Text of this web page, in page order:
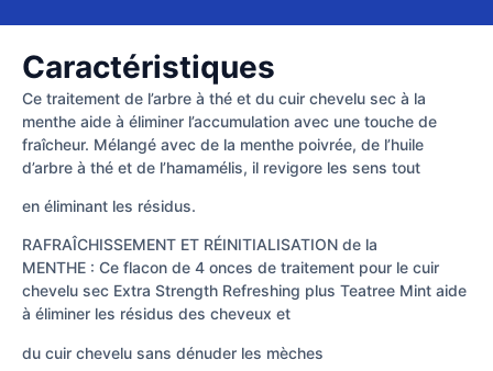
Caractéristiques
Ce traitement de l’arbre à thé et du cuir chevelu sec à la
menthe aide à éliminer l’accumulation avec une touche de
fraîcheur. Mélangé avec de la menthe poivrée, de l’huile
d’arbre à thé et de l’hamamélis, il revigore les sens tout
en éliminant les résidus.
RAFRAÎCHISSEMENT ET RÉINITIALISATION de la
MENTHE : Ce flacon de 4 onces de traitement pour le cuir
chevelu sec Extra Strength Refreshing plus Teatree Mint aide
à éliminer les résidus des cheveux et
du cuir chevelu sans dénuder les mèches